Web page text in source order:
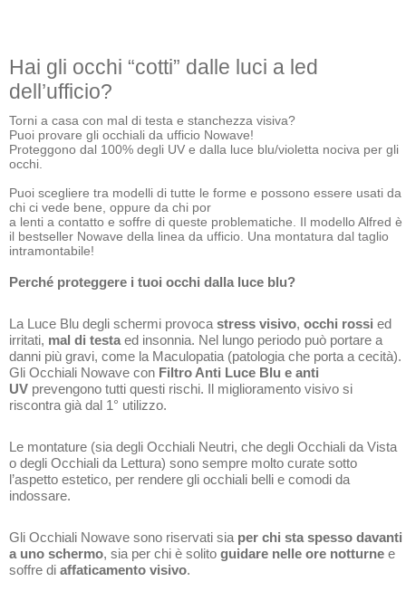
Hai gli occhi “cotti” dalle luci a led
dell’ufficio?
Torni a casa con mal di testa e stanchezza visiva?
Puoi provare gli occhiali da ufficio Nowave!
Proteggono dal 100% degli UV e dalla luce blu/violetta nociva per gli
occhi.
Puoi scegliere tra modelli di tutte le forme e possono essere usati da
chi ci vede bene, oppure da chi por
a lenti a contatto e soffre di queste problematiche. Il modello Alfred è
il bestseller Nowave della linea da ufficio. Una montatura dal taglio
intramontabile!
Perché proteggere i tuoi occhi dalla luce blu?
La Luce Blu degli schermi provoca stress visivo, occhi rossi ed
irritati, mal di testa ed insonnia. Nel lungo periodo può portare a
danni più gravi, come la Maculopatia (patologia che porta a cecità).
Gli Occhiali Nowave con Filtro Anti Luce Blu e anti
UV prevengono tutti questi rischi. Il miglioramento visivo si
riscontra già dal 1° utilizzo.
Le montature (sia degli Occhiali Neutri, che degli Occhiali da Vista
o degli Occhiali da Lettura) sono sempre molto curate sotto
l’aspetto estetico, per rendere gli occhiali belli e comodi da
indossare.
Gli Occhiali Nowave sono riservati sia per chi sta spesso davanti
a uno schermo, sia per chi è solito guidare nelle ore notturne e
soffre di affaticamento visivo.